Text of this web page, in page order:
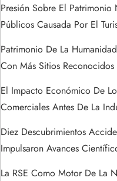
Presión Sobre El Patrimonio
Públicos Causada Por El
Patrimonio De La
Con Más Sitios Reconocidos
El Impacto Económico De
Comerciales Antes De La
Diez Descubrimientos
Impulsaron Avances
La RSE Como Motor De La